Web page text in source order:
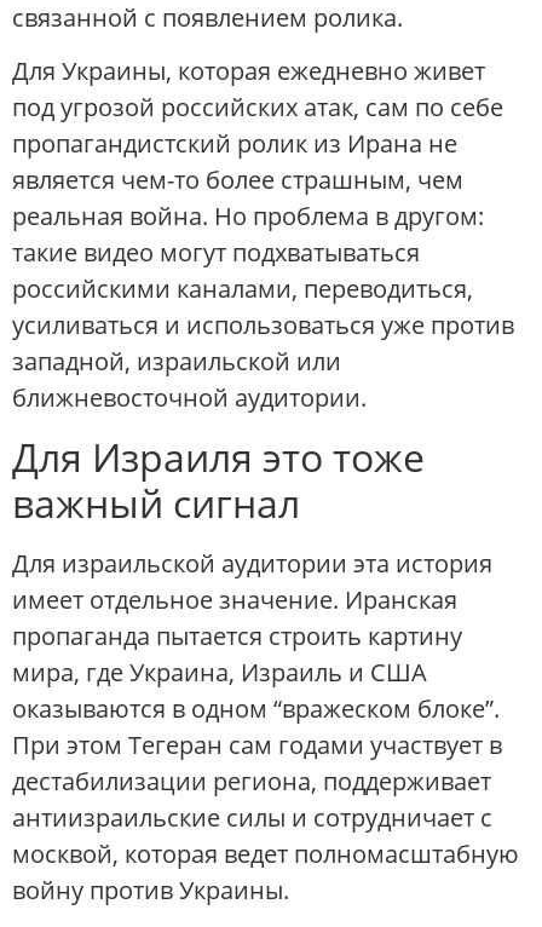
связанной с появлением ролика.
Для Украины, которая ежедневно живет
под угрозой российских атак, сам по себе
пропагандистский ролик из Ирана не
является чем-то более страшным, чем
реальная война. Но проблема в другом:
такие видео могут подхватываться
российскими каналами, переводиться,
усиливаться и использоваться уже против
западной, израильской или
ближневосточной аудитории.
Для Израиля это тоже
важный сигнал
Для израильской аудитории эта история
имеет отдельное значение. Иранская
пропаганда пытается строить картину
мира, где Украина, Израиль и США
оказываются в одном “вражеском блоке”.
При этом Тегеран сам годами участвует в
дестабилизации региона, поддерживает
антиизраильские силы и сотрудничает с
москвой, которая ведет полномасштабную
войну против Украины.